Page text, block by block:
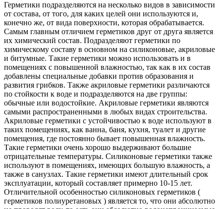
Герметики подразделяются на несколько видов в зависимости
от состава, от того, для каких целей они используются и,
конечно же, от вида поверхности, которая обрабатывается.
Самым главным отличием герметиков друг от друга является
их химический состав. Подразделяют герметики по
химическому составу в основном на силиконовые, акриловые
и битумные. Такие герметики можно использовать и в
помещениях с повышенной влажностью, так как в их состав
добавлены специальные добавки против образования и
развития грибков. Также акриловые герметики различаются
по стойкости к воде и подразделяются на две группы:
обычные или водостойкие. Акриловые герметики являются
самыми распространенными в любых видах строительства.
Акриловые герметики с устойчивостью к воде используют в
таких помещениях, как ванна, баня, кухня, туалет и другие
помещения, где постоянно бывает повышенная влажность.
Такие герметики очень хорошо выдерживают большие
отрицательные температуры. Силиконовые герметики также
используют в помещениях, имеющих большую влажность, а
также в санузлах. Такие герметики имеют длительный срок
эксплуатации, который составляет примерно 10-15 лет.
Отличительной особенностью силиконовых герметиков (
герметиков полиуретановых ) является то, что они абсолютно